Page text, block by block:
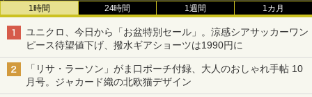
1時間 24時間 1週間 1カ月
ユニクロ、今日から「お盆特別セール」。涼感シアサッカーワン
ピース待望値下げ、撥水ギアショーツは1990円に
「リサ・ラーソン」がま口ポーチ付録、大人のおしゃれ手帖 10
月号。ジャカード織の北欧猫デザイン